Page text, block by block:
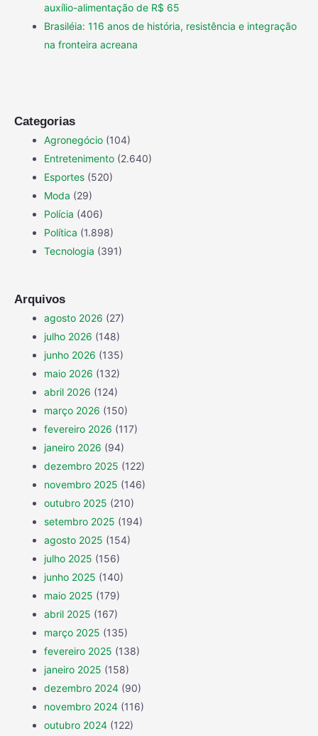
auxílio-alimentação de R$ 65
Brasiléia: 116 anos de história, resistência e integração
na fronteira acreana
Categorias
Agronegócio (104)
Entretenimento (2.640)
Esportes (520)
Moda (29)
Polícia (406)
Política (1.898)
Tecnologia (391)
Arquivos
agosto 2026 (27)
julho 2026 (148)
junho 2026 (135)
maio 2026 (132)
abril 2026 (124)
março 2026 (150)
fevereiro 2026 (117)
janeiro 2026 (94)
dezembro 2025 (122)
novembro 2025 (146)
outubro 2025 (210)
setembro 2025 (194)
agosto 2025 (154)
julho 2025 (156)
junho 2025 (140)
maio 2025 (179)
abril 2025 (167)
março 2025 (135)
fevereiro 2025 (138)
janeiro 2025 (158)
dezembro 2024 (90)
novembro 2024 (116)
outubro 2024 (122)